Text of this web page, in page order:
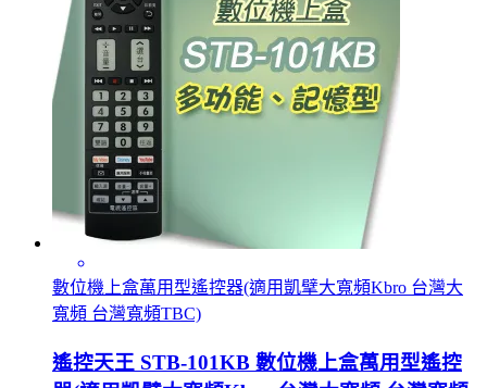
數位機上盒萬用型遙控器(適用凱擘大寬頻Kbro 台灣大
寬頻 台灣寬頻TBC)
遙控天王 STB-101KB 數位機上盒萬用型遙控